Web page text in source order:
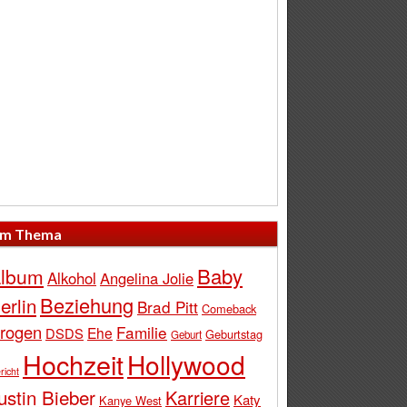
Thema
Alkohol Angelina Jolie Baby
Beziehung Brad Pitt Comeback
DSDS Ehe Familie Geburt Geburtstag
HochzeitHollywood
Bieber Kanye West Karriere Katy